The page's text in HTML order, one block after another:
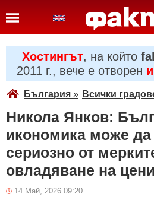
Хостингът, на който
2011 г., вече е отворен
България » Всички
Никола Янков:
икономика може да
сериозно от
овладяване на
14 Май, 2026 09:20